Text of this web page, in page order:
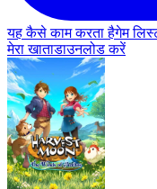
यह कैसे काम करता हैगेम
मेरा खाताडाउनलोड करें